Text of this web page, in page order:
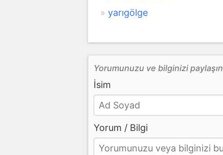
yarıgölge
Yorumunuzu ve bilginizi paylaşın
İsim
Yorum / Bilgi